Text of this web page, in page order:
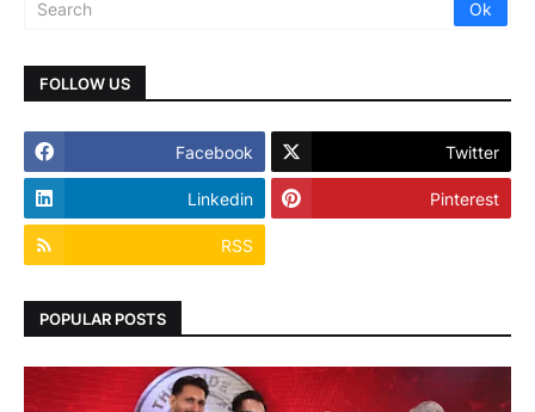
FOLLOW US
Facebook Twitter
Linkedin Pinterest
RSS
POPULAR POSTS